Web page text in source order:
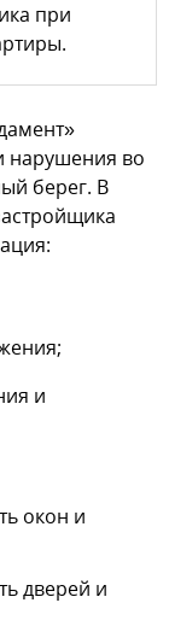
при
нарушения во
берег. В
и
окон и
дверей и